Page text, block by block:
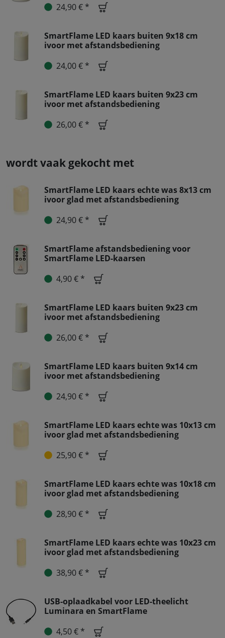
24,90 € *
SmartFlame LED kaars buiten 9x18 cm
ivoor met afstandsbediening
24,00 € *
SmartFlame LED kaars buiten 9x23 cm
ivoor met afstandsbediening
26,00 € *
wordt vaak gekocht met
SmartFlame LED kaars echte was 8x13 cm
ivoor glad met afstandsbediening
24,90 € *
SmartFlame afstandsbediening voor
SmartFlame LED-kaarsen
4,90 € *
SmartFlame LED kaars buiten 9x23 cm
ivoor met afstandsbediening
26,00 € *
SmartFlame LED kaars buiten 9x14 cm
ivoor met afstandsbediening
24,90 € *
SmartFlame LED kaars echte was 10x13 cm
ivoor glad met afstandsbediening
25,90 € *
SmartFlame LED kaars echte was 10x18 cm
ivoor glad met afstandsbediening
28,90 € *
SmartFlame LED kaars echte was 10x23 cm
ivoor glad met afstandsbediening
38,90 € *
USB-oplaadkabel voor LED-theelicht
Luminara en SmartFlame
4,50 € *